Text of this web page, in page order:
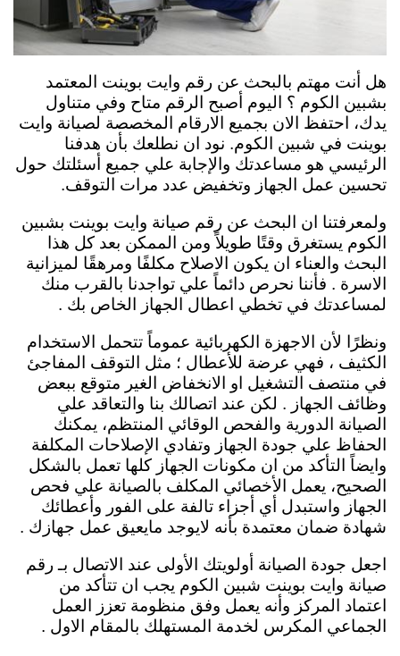
هل أنت مهتم بالبحث عن رقم وايت بوينت المعتمد
بشبين الكوم ؟ اليوم أصبح الرقم متاح وفي متناول
يدك، احتفظ الان بجميع الارقام المخصصة لصيانة وايت
بوينت في شبين الكوم. نود ان نطلعك بأن هدفنا
الرئيسي هو مساعدتك والإجابة علي جميع أسئلتك حول
تحسين عمل الجهاز وتخفيض عدد مرات التوقف.
ولمعرفتنا ان البحث عن رقم صيانة وايت بوينت بشبين
الكوم يستغرق وقتًا طويلاً ومن الممكن بعد كل هذا
البحث والعناء ان يكون الاصلاح مكلفًا ومرهقًا لميزانية
الاسرة . فأننا نحرص دائماً علي تواجدنا بالقرب منك
لمساعدتك في تخطي اعطال الجهاز الخاص بك .
ونظرًا لأن الاجهزة الكهربائية عموماً تتحمل الاستخدام
الكثيف ، فهي عرضة للأعطال ؛ مثل التوقف المفاجئ
في منتصف التشغيل او الانخفاض الغير متوقع ببعض
وظائف الجهاز . لكن عند اتصالك بنا والتعاقد علي
الصيانة الدورية والفحص الوقائي المنتظم، يمكنك
الحفاظ علي جودة الجهاز وتفادي الإصلاحات المكلفة
وايضاً التأكد من ان مكونات الجهاز كلها تعمل بالشكل
الصحيح، يعمل الأخصائي المكلف بالصيانة علي فحص
الجهاز واستبدل أي أجزاء تالفة على الفور وأعطائك
شهادة ضمان معتمدة بأنه لايوجد مايعيق عمل جهازك .
اجعل جودة الصيانة أولويتك الأولى عند الاتصال بـ رقم
صيانة وايت بوينت شبين الكوم يجب ان تتأكد من
اعتماد المركز وأنه يعمل وفق منظومة تعزز العمل
الجماعي المكرس لخدمة المستهلك بالمقام الاول .